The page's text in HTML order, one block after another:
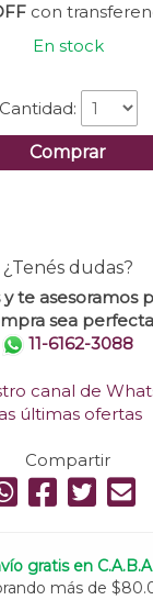
con
En stock
Cantidad:
Comprar
¿Tenés dudas?
te asesoramos
sea
11-6162-3088
canal de
últimas ofertas
Compartir
gratis en
más de